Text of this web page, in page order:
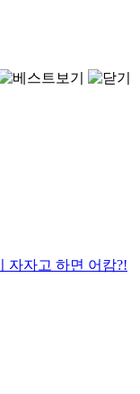
자자고 하면 어캄?!